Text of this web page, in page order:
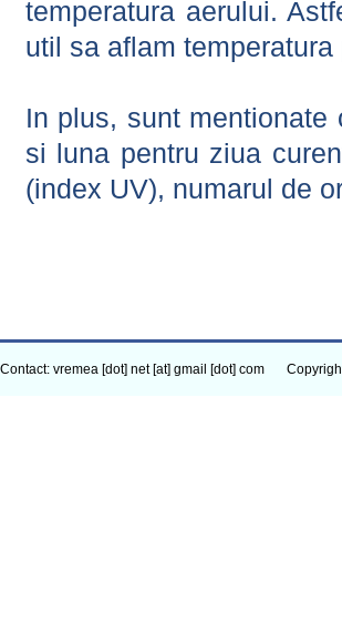
temperatura aerului.
util sa aflam
In plus, sunt
si luna pentru ziua
(index UV), numarul de
Contact: vremea [dot] net [at] gmail [dot] com